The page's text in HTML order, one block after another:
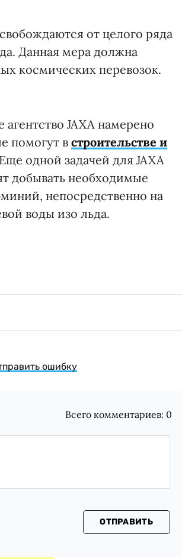
от целого ряда
Данная мера должна
космических перевозок.
JAXA намерено
помогут в строительстве и
одной задачей для JAXA
добывать необходимые
непосредственно на
воды изо льда.
ошибку
Всего комментариев: 0
ОТПРАВИТЬ